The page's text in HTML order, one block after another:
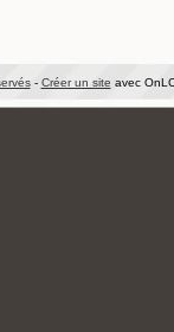
- Créer un site avec